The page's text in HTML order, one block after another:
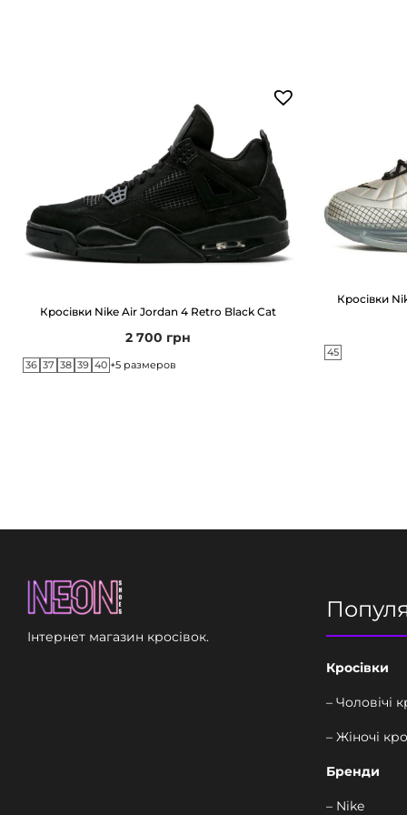
Кросівки Nike Air Jordan 4 Retro Black Cat
2 700 грн
36 37 38 39 40 +5 размеров
Кросівки
45
Інтернет магазин кросівок.
Кросівки
– Чоловічі
– Жіночі
Бренди
– Nike